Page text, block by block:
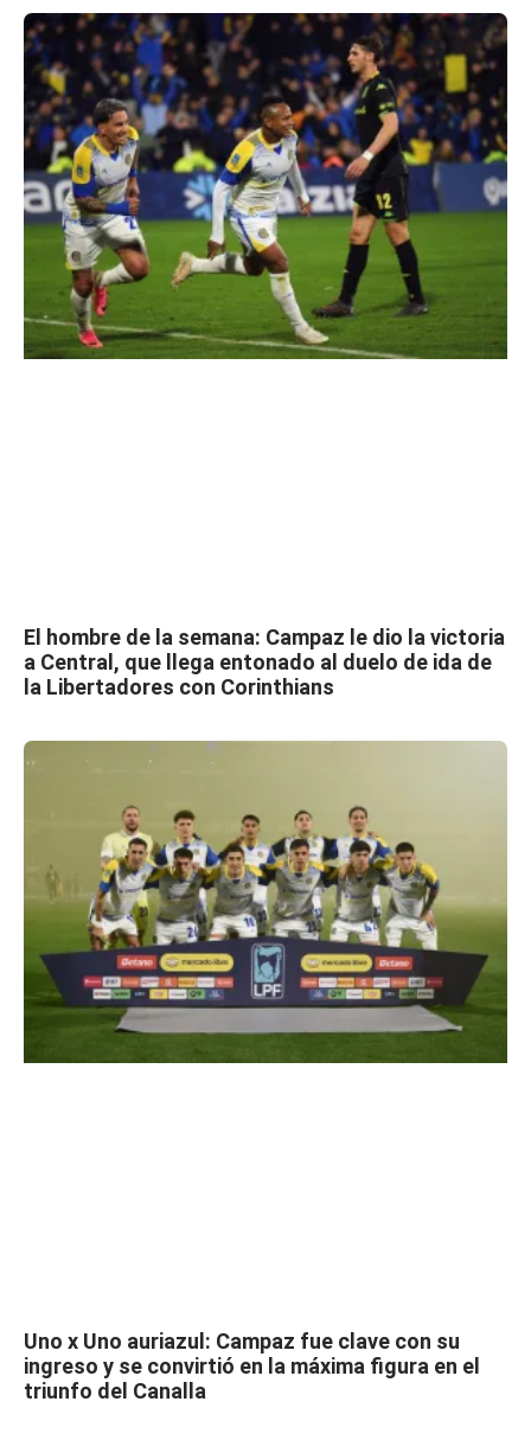
El hombre de la semana: Campaz le dio la victoria
a Central, que llega entonado al duelo de ida de
la Libertadores con Corinthians
Uno x Uno auriazul: Campaz fue clave con su
ingreso y se convirtió en la máxima figura en el
triunfo del Canalla